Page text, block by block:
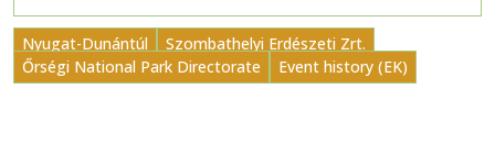
Nyugat-Dunántúl
Szombathelyi Erdészeti Zrt.
Őrségi National Park Directorate
Event history (EK)